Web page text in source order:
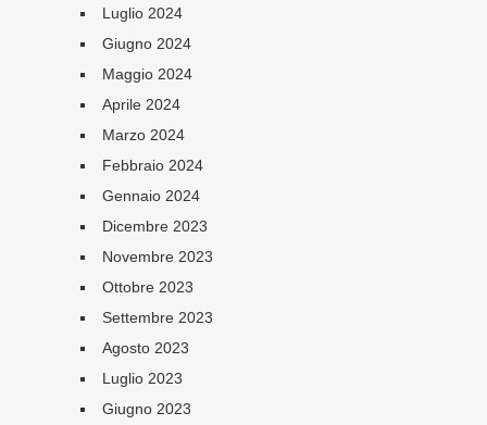
Luglio 2024
Giugno 2024
Maggio 2024
Aprile 2024
Marzo 2024
Febbraio 2024
Gennaio 2024
Dicembre 2023
Novembre 2023
Ottobre 2023
Settembre 2023
Agosto 2023
Luglio 2023
Giugno 2023